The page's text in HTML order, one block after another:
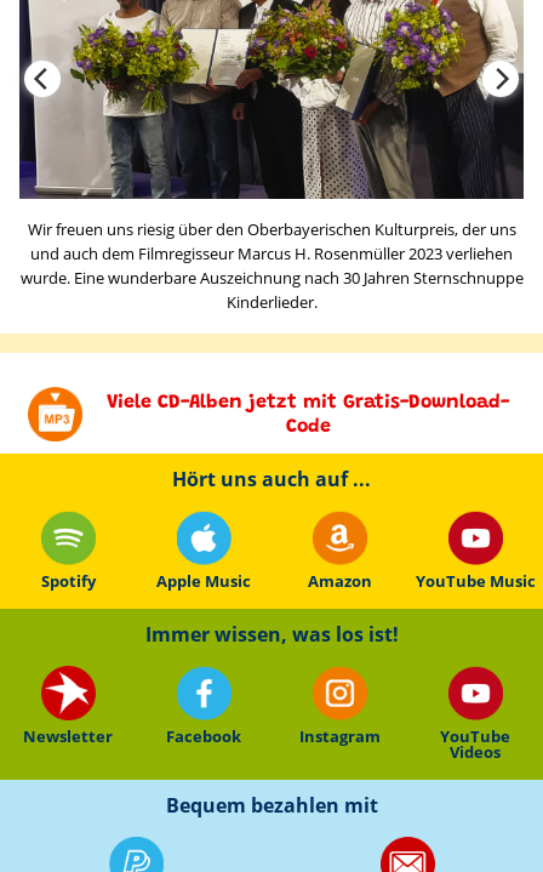
Wir freuen uns riesig über den Oberbayerischen Kulturpreis, der uns
und auch dem Filmregisseur Marcus H. Rosenmüller 2023 verliehen
wurde. Eine wunderbare Auszeichnung nach 30 Jahren Sternschnuppe
Kinderlieder.
Viele CD-Alben jetzt mit Gratis-Download-
Code
Hört uns auch auf ...
Spotify Apple Music Amazon YouTube Music
Immer wissen, was los ist!
Newsletter Facebook Instagram YouTube
Videos
Bequem bezahlen mit